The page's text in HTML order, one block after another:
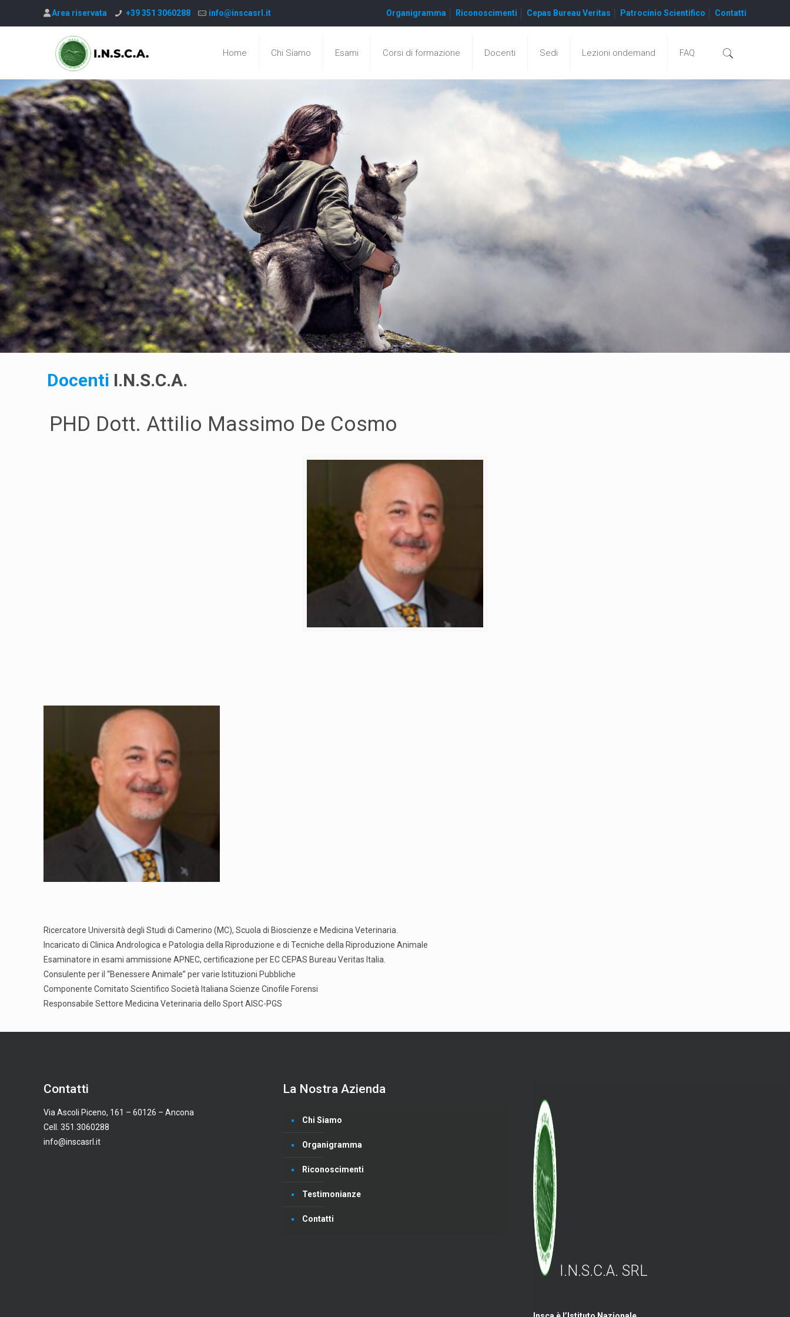
Area riservata +39 351 3060288 info@inscasrl.it Organigramma Riconoscimenti Cepas Bureau Veritas Patrocinio Scientifico Contatti
Home Chi Siamo Esami Corsi di formazione Docenti Sedi Lezioni ondemand FAQ
Docenti I.N.S.C.A.
PHD Dott. Attilio Massimo De Cosmo
Ricercatore Università degli Studi di Camerino (MC), Scuola di Bioscienze e Medicina Veterinaria.
Incaricato di Clinica Andrologica e Patologia della Riproduzione e di Tecniche della Riproduzione Animale
Esaminatore in esami ammissione APNEC, certificazione per EC CEPAS Bureau Veritas Italia.
Consulente per il “Benessere Animale” per varie Istituzioni Pubbliche
Componente Comitato Scientifico Società Italiana Scienze Cinofile Forensi
Responsabile Settore Medicina Veterinaria dello Sport AISC-PGS
Contatti
Via Ascoli Piceno, 161 – 60126 – Ancona
Cell. 351.3060288
info@inscasrl.it
La Nostra Azienda
Chi Siamo
Organigramma
Riconoscimenti
Testimonianze
Contatti
I.N.S.C.A. SRL